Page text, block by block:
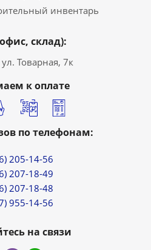
инвентарь
склад):
Товарная, 7к
к оплате
по телефонам:
205-14-56
207-18-49
207-18-48
955-14-56
на связи